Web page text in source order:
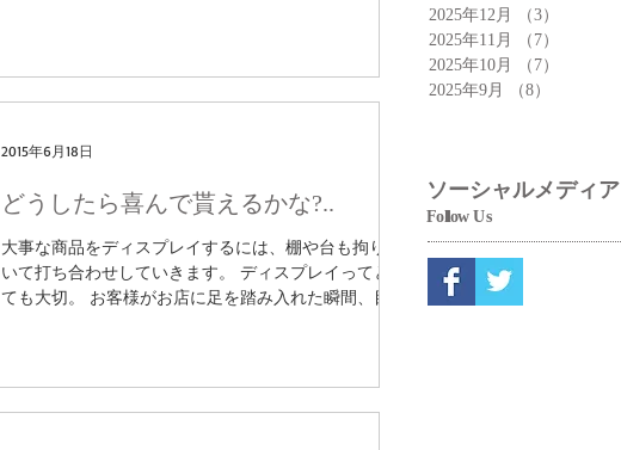
どうしたら喜んで貰えるかな?..
大事な商品をディスプレイするには、棚や台も拘りぬ
いて打ち合わせしていきます。 ディスプレイってとっ
ても大切。 お客様がお店に足を踏み入れた瞬間、目に
2015年6月18日
2025年12月
（3）
2025年11月
（7）
2025年10月
（7）
2025年9月
（8）
ソーシャルメディア
Foll ow Us